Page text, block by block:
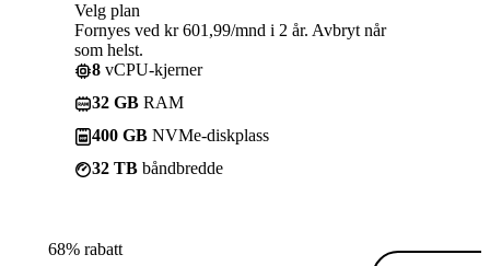
Velg plan
Fornyes ved kr 601,99/mnd i 2 år. Avbryt når
som helst.
8 vCPU-kjerner
32 GB RAM
400 GB NVMe-diskplass
32 TB båndbredde
68% rabatt